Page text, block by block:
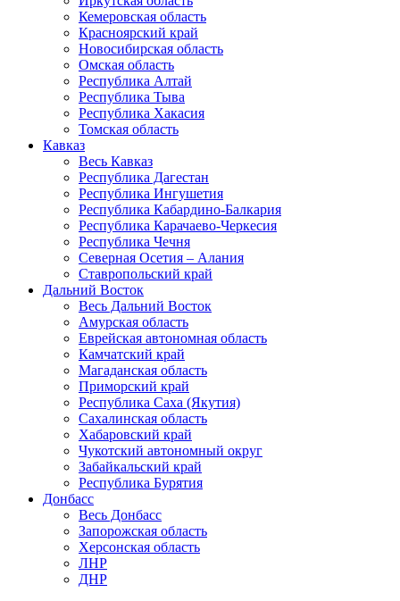
Кемеровская область
Красноярский край
Новосибирская область
Омская область
Республика Алтай
Республика Тыва
Республика Хакасия
Томская область
Кавказ
Весь Кавказ
Республика Дагестан
Республика Ингушетия
Республика Кабардино-Балкария
Республика Карачаево-Черкесия
Республика Чечня
Северная Осетия – Алания
Ставропольский край
Дальний Восток
Весь Дальний Восток
Амурская область
Еврейская автономная область
Камчатский край
Магаданская область
Приморский край
Республика Саха (Якутия)
Сахалинская область
Хабаровский край
Чукотский автономный округ
Забайкальский край
Республика Бурятия
Донбасс
Весь Донбасс
Запорожская область
Херсонская область
ЛНР
ДНР